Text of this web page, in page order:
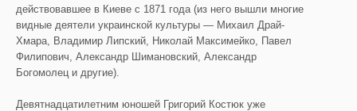
действовавшее в Киеве с 1871 года (из него вышли многие
видные деятели украинской культуры — Михаил Драй-
Хмара, Владимир Липский, Николай Максимейко, Павел
Филипович, Александр Шимановский, Александр
Богомолец и другие).
Девятнадцатилетним юношей Григорий Костюк уже